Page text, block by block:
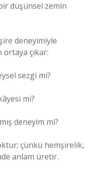
düşünsel zemin
deneyimiyle
çıkar:
sezgi mi?
mi?
deneyim mi?
çünkü hemşirelik,
anlam üretir.